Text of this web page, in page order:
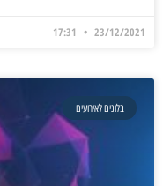
23/12/2021
בלונים לאירועים